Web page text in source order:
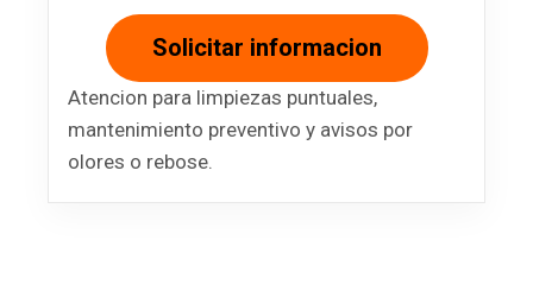
Solicitar informacion
Atencion para limpiezas puntuales,
mantenimiento preventivo y avisos por
olores o rebose.